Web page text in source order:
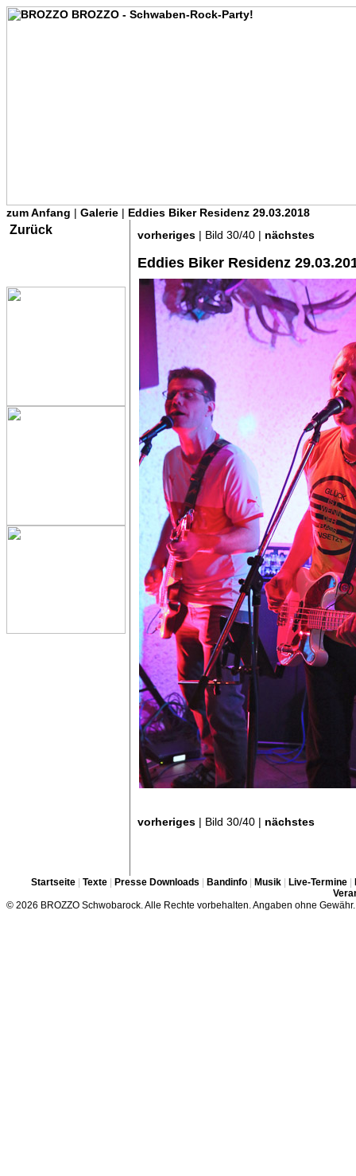
zum Anfang | Galerie | Eddies Biker Residenz 29.03.2018
Zurück vorheriges | Bild 30/40 | nächstes
Eddies Biker Residenz
vorheriges | Bild 30/40 | nächstes
Startseite| Texte| Presse Downloads Bandinfo| Musik| Live-Termine|
© 2026 BROZZO Schwobarock. Alle Rechte vorbehalten. Angaben ohne Gewähr.